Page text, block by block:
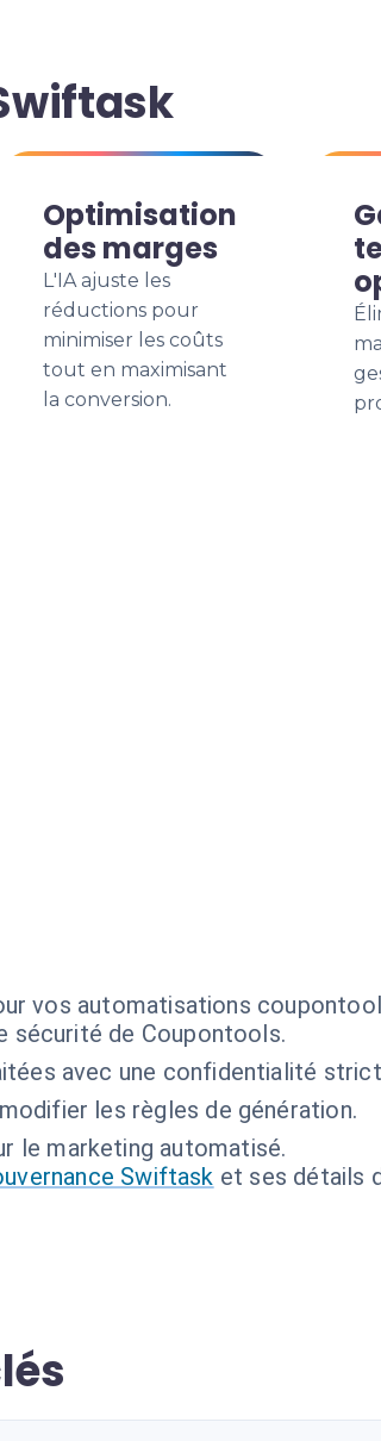
Optimisation
des marges
L'IA ajuste les
réductions pour
minimiser les coûts
tout en maximisant
la conversion.
vos automatisations
sécurité de Coupontools.
avec une confidentialité
les règles de génération.
le marketing automatisé.
Swiftask et ses détails